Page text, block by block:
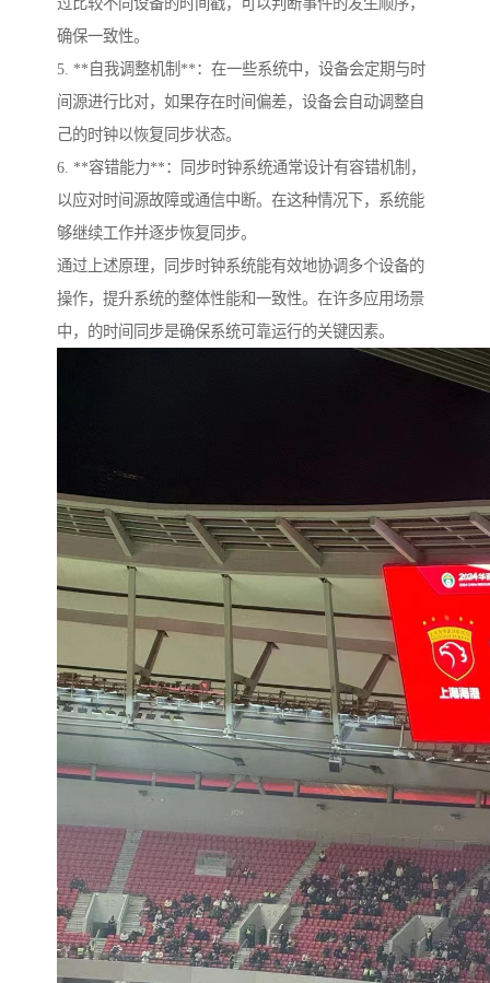
过比较不同设备的时间戳，可以判断事件的发生顺序，
确保一致性。
5. **自我调整机制**：在一些系统中，设备会定期与时
间源进行比对，如果存在时间偏差，设备会自动调整自
己的时钟以恢复同步状态。
6. **容错能力**：同步时钟系统通常设计有容错机制，
以应对时间源故障或通信中断。在这种情况下，系统能
够继续工作并逐步恢复同步。
通过上述原理，同步时钟系统能有效地协调多个设备的
操作，提升系统的整体性能和一致性。在许多应用场景
中，的时间同步是确保系统可靠运行的关键因素。